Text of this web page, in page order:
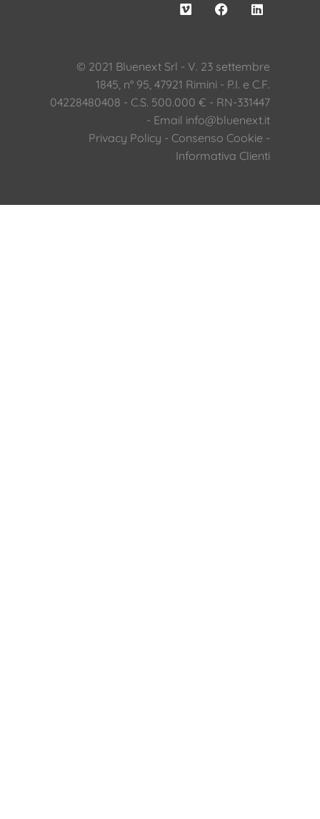
© 2021 Bluenext Srl - V. 23 settembre
1845, n° 95, 47921 Rimini - P.I. e C.F.
04228480408 - C.S. 500.000 € - RN-331447
- Email info@bluenext.it
Privacy Policy - Consenso Cookie -
Informativa Clienti